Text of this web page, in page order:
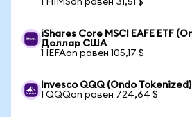
1 HIMSon равен 31,51 $
iShares Core MSCI EAFE ETF
Доллар США
1 IEFAon равен 105,17 $
Invesco QQQ (Ondo
1 QQQon равен 724,64 $